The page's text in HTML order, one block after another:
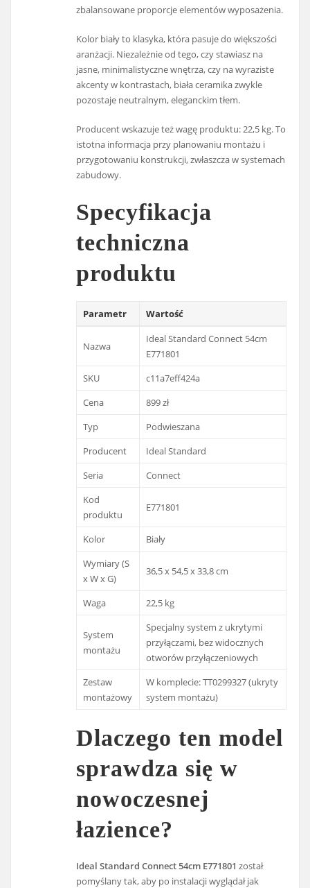
zbalansowane proporcje elementów wyposażenia.
Kolor biały to klasyka, która pasuje do większości
aranżacji. Niezależnie od tego, czy stawiasz na
jasne, minimalistyczne wnętrza, czy na wyraziste
akcenty w kontrastach, biała ceramika zwykle
pozostaje neutralnym, eleganckim tłem.
Producent wskazuje też wagę produktu: 22,5 kg. To
istotna informacja przy planowaniu montażu i
przygotowaniu konstrukcji, zwłaszcza w systemach
zabudowy.
Specyfikacja
techniczna
produktu
Parametr Wartość
Nazwa
Ideal Standard Connect 54cm
E771801
SKU
c11a7eff424a
Cena
899 zł
Typ
Podwieszana
Producent
Ideal Standard
Seria
Connect
Kod
produktu
E771801
Kolor
Biały
Wymiary (S
x W x G)
36,5 x 54,5 x 33,8 cm
Waga 22,5 kg
System
montażu
Specjalny system z ukrytymi
przyłączami, bez widocznych
otworów przyłączeniowych
Zestaw
montażowy
W komplecie: TT0299327 (ukryty
system montażu)
Dlaczego ten model
sprawdza się w
nowoczesnej
łazience?
Ideal Standard Connect 54cm E771801 został
pomyślany tak, aby po instalacji wyglądał jak